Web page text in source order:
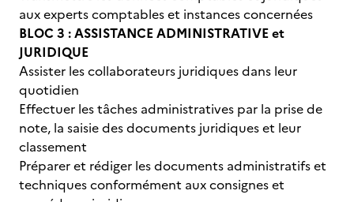
aux experts comptables et instances concernées
BLOC 3 : ASSISTANCE ADMINISTRATIVE et
JURIDIQUE
Assister les collaborateurs juridiques dans leur
quotidien
Effectuer les tâches administratives par la prise de
note, la saisie des documents juridiques et leur
classement
Préparer et rédiger les documents administratifs et
techniques conformément aux consignes et